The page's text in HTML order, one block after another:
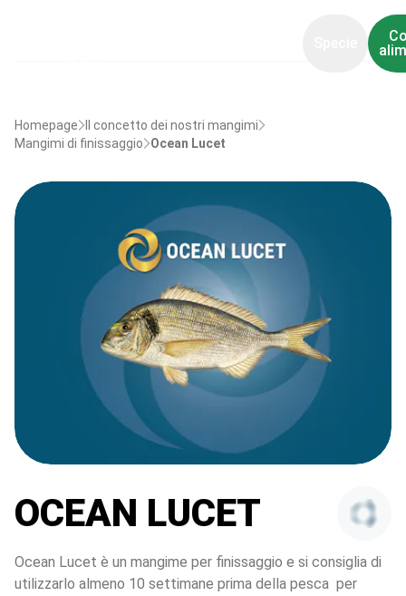
Homepage
Il concetto dei nostri mangimi
Mangimi di finissaggio
Ocean Lucet
OCEAN LUCET
Ocean Lucet è un mangime per finissaggio e si consiglia di
utilizzarlo almeno 10 settimane prima della pesca  per